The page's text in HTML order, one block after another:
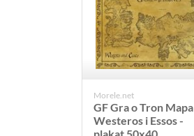
Morele.net
GF Gra o Tron Mapa
Westeros i Essos -